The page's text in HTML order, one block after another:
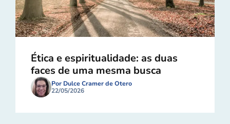
Ética e espiritualidade: as duas
faces de uma mesma busca
Por Dulce Cramer de Otero
22/05/2026